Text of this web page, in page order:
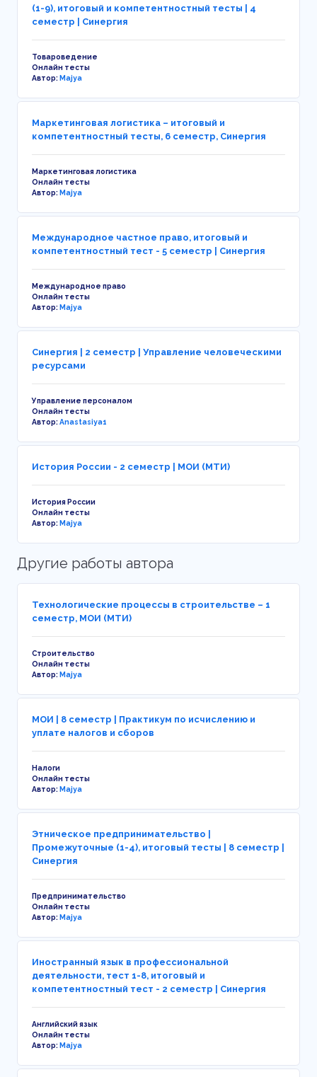
(1-9), итоговый и компетентностный тесты | 4
семестр | Синергия
Товароведение
Онлайн тесты
Автор:Majya
Маркетинговая логистика – итоговый и
компетентностный тесты, 6 семестр, Синергия
Маркетинговая логистика
Онлайн тесты
Автор:Majya
Международное частное право, итоговый и
компетентностный тест - 5 семестр | Синергия
Международное право
Онлайн тесты
Автор:Majya
Синергия | 2 семестр | Управление человеческими
ресурсами
Управление персоналом
Онлайн тесты
Автор:Anastasiya1
История России - 2 семестр | МОИ (МТИ)
История России
Онлайн тесты
Автор:Majya
Другие работы автора
Технологические процессы в строительстве – 1
семестр, МОИ (МТИ)
Строительство
Онлайн тесты
Автор:Majya
МОИ | 8 семестр | Практикум по исчислению и
уплате налогов и сборов
Налоги
Онлайн тесты
Автор:Majya
Этническое предпринимательство |
Промежуточные (1-4), итоговый тесты | 8 семестр |
Синергия
Предпринимательство
Онлайн тесты
Автор:Majya
Иностранный язык в профессиональной
деятельности, тест 1-8, итоговый и
компетентностный тест - 2 семестр | Синергия
Английский язык
Онлайн тесты
Автор:Majya